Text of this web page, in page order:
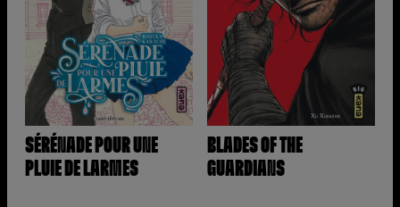
SÉRÉNADE POUR UNE
PLUIE DE LARMES
BLADES OF THE
GUARDIANS